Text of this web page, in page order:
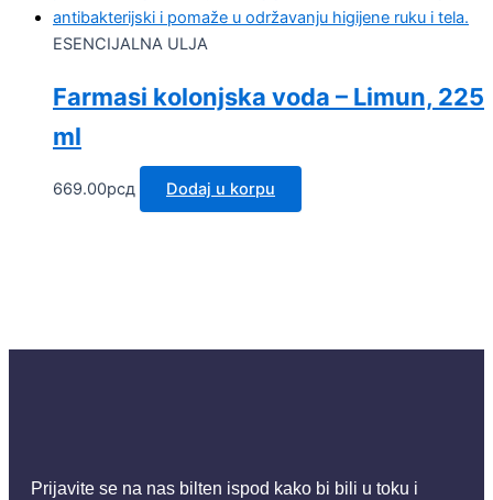
ESENCIJALNA ULJA
Farmasi kolonjska voda – Limun, 225
ml
669.00рсд Dodaj u korpu
Prijavite se na nas bilten ispod kako bi bili u toku i